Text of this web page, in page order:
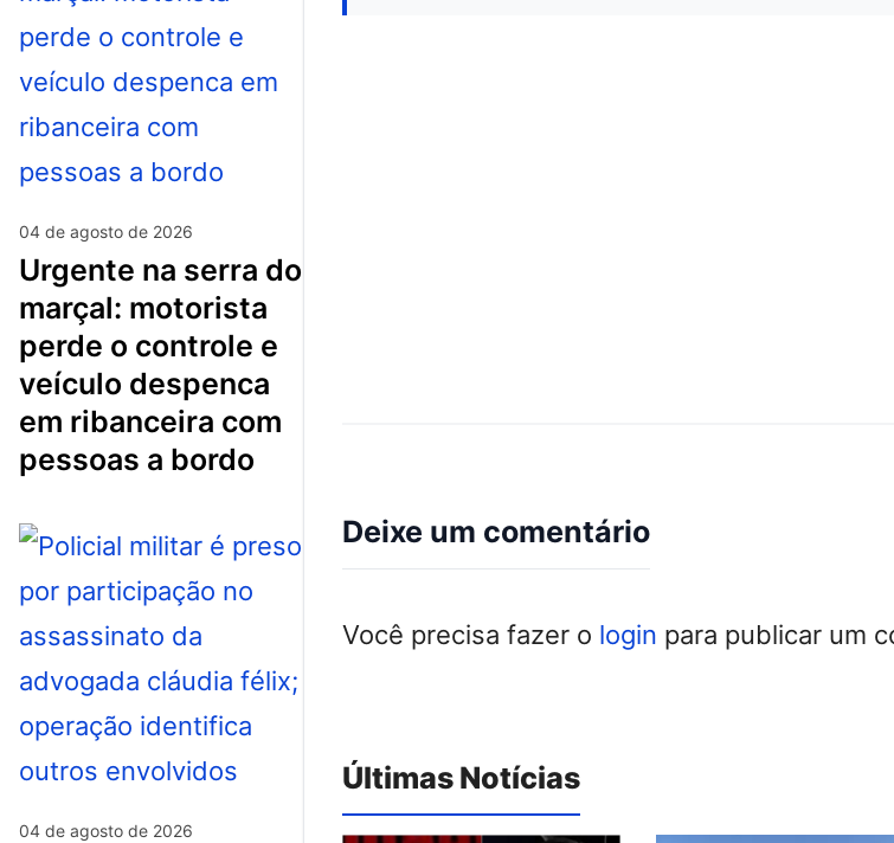
04 de agosto de 2026
urgente na serra do
marçal: motorista
perde o controle e
veículo despenca
em ribanceira com
pessoas a bordo
04 de agosto de 2026
Deixe um comentário
Você precisa fazer o login para publicar um
Últimas Notícias